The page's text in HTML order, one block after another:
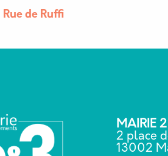
Rue de Ruffi
MAIRIE
2 place
13002